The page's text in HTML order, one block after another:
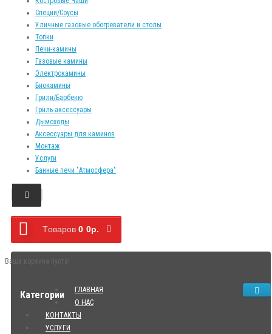
Специи/Соусы
Уличные газовые обогреватели и столы
Топки
Печи-камины
Газовые камины
Электрокамины
Биокамины
Грили/Барбекю
Гриль-аксессуары
Дымоходы
Аксессуары для каминов
Монтаж
Услуги
Банные печи "Атмосфера"
Tоваров 0 0р.
Ваша корзина пуста!
Категории
ГЛАВНАЯ
О НАС
КОНТАКТЫ
УСЛУГИ